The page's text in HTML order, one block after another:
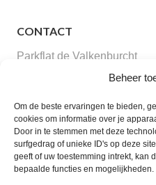
Beheer
Om de beste ervaringen te bieden,
cookies om informatie over je
Door in te stemmen met deze
surfgedrag of unieke ID's op deze
geeft of uw toestemming intrekt, kan
bepaalde functies en mogelijkheden.
CONTACT
Parkflat de Valkenburcht
Valkenburglaan 35
Tel. Receptie:(026) 333 42
E-mail:
Verhuur: